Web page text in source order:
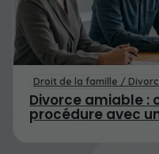
Droit de la famille /
Divorce amiable :
procédure avec